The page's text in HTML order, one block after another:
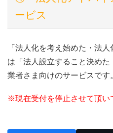
ービス
「法人化を考え始めた・法
は「法人設立すること決め
業者さま向けのサービスです
※現在受付を停止させて頂い